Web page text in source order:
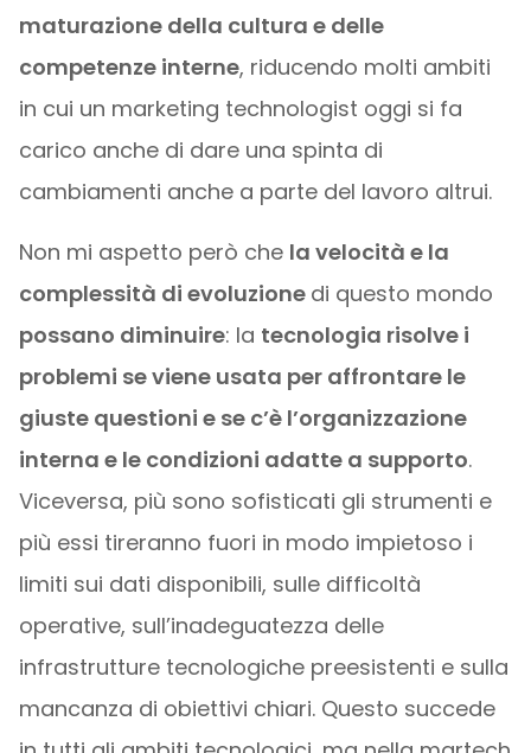
maturazione della cultura e delle
competenze interne, riducendo molti ambiti
in cui un marketing technologist oggi si fa
carico anche di dare una spinta di
cambiamenti anche a parte del lavoro altrui.
Non mi aspetto però che la velocità e la
complessità di evoluzione di questo mondo
possano diminuire: la tecnologia risolve i
problemi se viene usata per affrontare le
giuste questioni e se c’è l’organizzazione
interna e le condizioni adatte a supporto.
Viceversa, più sono sofisticati gli strumenti e
più essi tireranno fuori in modo impietoso i
limiti sui dati disponibili, sulle difficoltà
operative, sull’inadeguatezza delle
infrastrutture tecnologiche preesistenti e sulla
mancanza di obiettivi chiari. Questo succede